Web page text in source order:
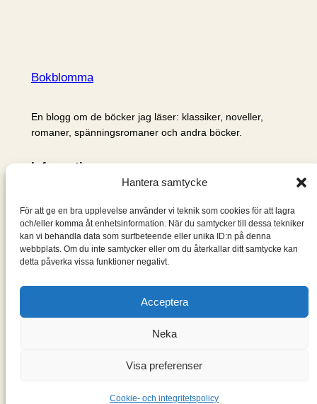
Hantera samtycke
För att ge en bra upplevelse använder vi teknik som cookies för att lagra
och/eller komma åt enhetsinformation. När du samtycker till dessa tekniker
kan vi behandla data som surfbeteende eller unika ID:n på denna
webbplats. Om du inte samtycker eller om du återkallar ditt samtycke kan
detta påverka vissa funktioner negativt.
Acceptera
Neka
Visa preferenser
Cookie- och integritetspolicy
Bokblomma
En blogg om de böcker jag läser: klassiker, noveller,
romaner, spänningsromaner och andra böcker.
Information
Om mig & om bloggen
S
ö
k
WordPress